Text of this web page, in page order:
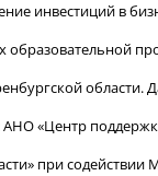
инвестиций в
образовательной
области.
АНО «Центр
при содействии